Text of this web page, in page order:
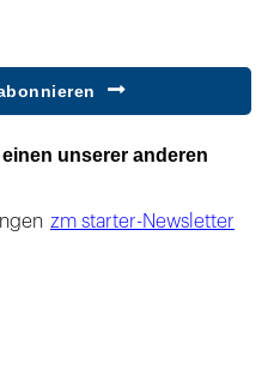
unserer anderen
zm starter-Newsletter